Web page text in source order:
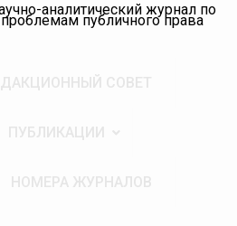
аналитический журнал по
проблемам публичного права